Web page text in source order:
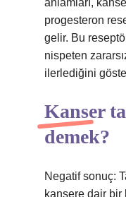
anlamları,
progesteron
gelir. Bu
nispeten
ilerlediğini
Kanser
demek?
Negatif sonuç:
kansere dair bir